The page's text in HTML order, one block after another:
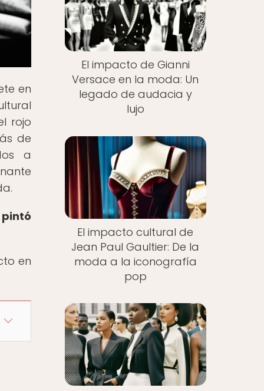
en
rojo
de
a
en
El impacto de Gianni
Versace en la moda: Un
legado de audacia y
lujo
El impacto cultural de
Jean Paul Gaultier: De la
moda a la iconografía
pop